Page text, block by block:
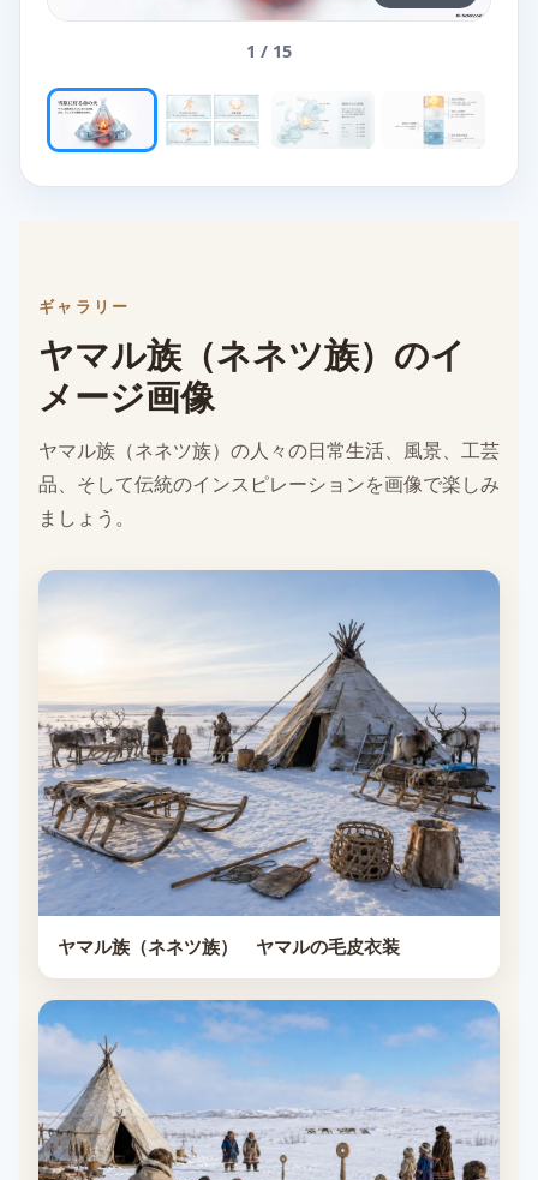
1 / 15
ギャラリー
ヤマル族（ネネツ族）のイ
メージ画像
ヤマル族（ネネツ族）の人々の日常生活、風景、工芸
品、そして伝統のインスピレーションを画像で楽しみ
ましょう。
ヤマル族（ネネツ族） ヤマルの毛皮衣装